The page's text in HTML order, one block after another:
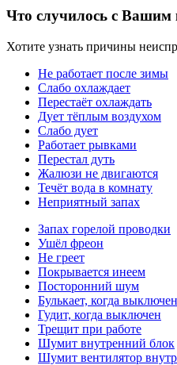
Что случилось с Вашим
Хотите узнать причины
Не работает после зимы
Слабо охлаждает
Перестаёт охлаждать
Дует тёплым воздухом
Слабо дует
Работает рывками
Перестал дуть
Жалюзи не двигаются
Течёт вода в комнату
Неприятный запах
Запах горелой проводки
Ушёл фреон
Не греет
Покрывается инеем
Посторонний шум
Булькает, когда выключен
Гудит, когда выключен
Трещит при работе
Шумит внутренний блок
Шумит вентилятор